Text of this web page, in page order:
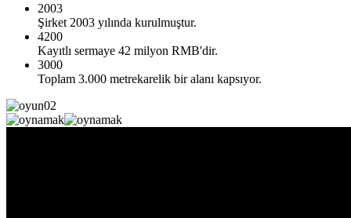
2003
Şirket 2003 yılında kurulmuştur.
4200
Kayıtlı sermaye 42 milyon RMB'dir.
3000
Toplam 3.000 metrekarelik bir alanı kapsıyor.